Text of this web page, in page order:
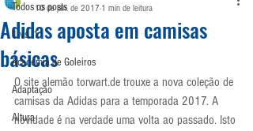
Todos os posts
1 vs. 1
Academia de Goleiros
Adaptação
Altura
Adidas aposta em camisas
básicas
10 de jan. de 2017 1 min de leitura
O site alemão torwart.de trouxe a nova coleção de
camisas da Adidas para a temporada 2017. A
novidade é na verdade uma volta ao passado. Isto